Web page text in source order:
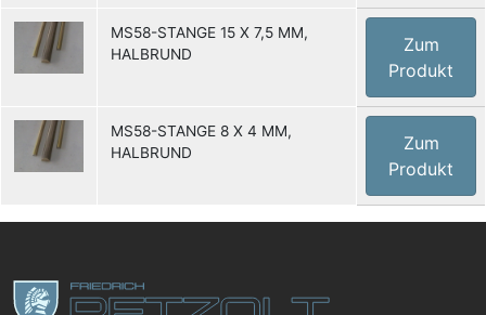
MS58-STANGE 15 X 7,5 MM,
HALBRUND
Zum
Produkt
MS58-STANGE 8 X 4 MM,
HALBRUND
Zum
Produkt